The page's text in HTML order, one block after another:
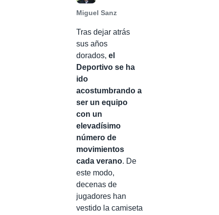
Miguel Sanz
Tras dejar atrás
sus años
dorados, el
Deportivo se ha
ido
acostumbrando a
ser un equipo
con un
elevadísimo
número de
movimientos
cada verano. De
este modo,
decenas de
jugadores han
vestido la camiseta